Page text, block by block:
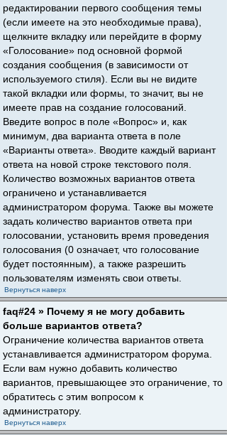
редактировании первого сообщения темы
(если имеете на это необходимые права),
щелкните вкладку или перейдите в форму
«Голосование» под основной формой
создания сообщения (в зависимости от
используемого стиля). Если вы не видите
такой вкладки или формы, то значит, вы не
имеете прав на создание голосований.
Введите вопрос в поле «Вопрос» и, как
минимум, два варианта ответа в поле
«Варианты ответа». Вводите каждый вариант
ответа на новой строке текстового поля.
Количество возможных вариантов ответа
ограничено и устанавливается
администратором форума. Также вы можете
задать количество вариантов ответа при
голосовании, установить время проведения
голосования (0 означает, что голосование
будет постоянным), а также разрешить
пользователям изменять свои ответы.
Вернуться наверх
faq#24 » Почему я не могу добавить
больше вариантов ответа?
Ограничение количества вариантов ответа
устанавливается администратором форума.
Если вам нужно добавить количество
вариантов, превышающее это ограничение, то
обратитесь с этим вопросом к
администратору.
Вернуться наверх